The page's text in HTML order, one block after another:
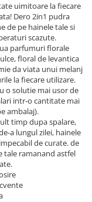
uimitoare la fiecare
Dero 2in1 pudra
de pe hainele tale si
scazute.
parfumuri florale
floral de levantica
da viata unui melanj
la fiecare utilizare.
o solutie mai usor de
intr-o cantitate mai
ambalaj).
timp dupa spalare,
a lungul zilei, hainele
de curate. de
tale ramanand astfel